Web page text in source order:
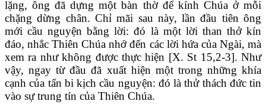
lặng, ông đã dựng một bàn thờ để kính Chúa ở mỗi
chặng dừng chân. Chỉ mãi sau này, lần đầu tiên ông
mới cầu nguyện bằng lời: đó là một lời than thở kín
đáo, nhắc Thiên Chúa nhớ đến các lời hứa của Ngài, mà
xem ra như không được thực hiện [X. St 15,2-3]. Như
vậy, ngay từ đầu đã xuất hiện một trong những khía
cạnh của tấn bi kịch cầu nguyện: đó là thử thách đức tin
vào sự trung tín của Thiên Chúa.